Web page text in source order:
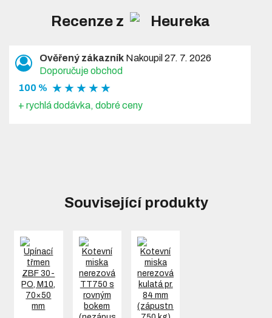
Recenze z
Ověřený zákazník Nakoupil 27. 7. 2026
Doporučuje obchod
100 % ★ ★ ★ ★ ★
+ rychlá dodávka, dobré ceny
Související produkty